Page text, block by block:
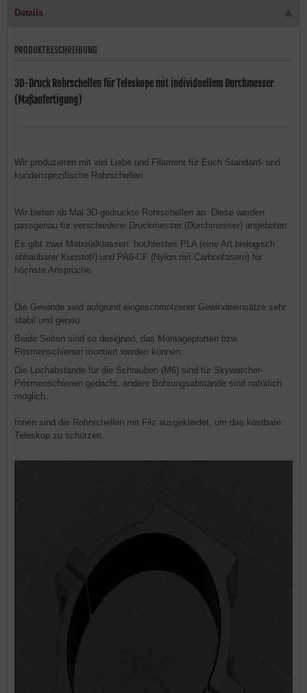
Details
PRODUKTBESCHREIBUNG
3D-Druck Rohrschellen für Teleskope mit individuellem Durchmesser
(Maßanfertigung)
Wir produzieren mit viel Liebe und Filament für Euch Standard- und
kundenspezifische Rohrschellen.
Wir bieten ab Mai 3D-gedruckte Rohrschellen an. Diese werden
passgenau für verschiedene Druckmesser (Durchmesser) angeboten.
Es gibt zwei Materialklassen: hochfestes PLA (eine Art biologisch
abbaubarer Kunstoff) und PA6-CF (Nylon mit Carbonfasern) für
höchste Ansprüche.
Die Gewinde sind aufgrund eingeschmolzener Gewindeeinsätze sehr
stabil und genau.
Beide Seiten sind so designed, das Montageplatten bzw.
Prismenschienen montiert werden können.
Die Lochabstände für die Schrauben (M6) sind für Skywatcher-
Prismenschienen gedacht, andere Bohrungsabstände sind natürlich
möglich.
Innen sind die Rohrschellen mit Filz ausgekleidet, um das kostbare
Teleskop zu schützen.